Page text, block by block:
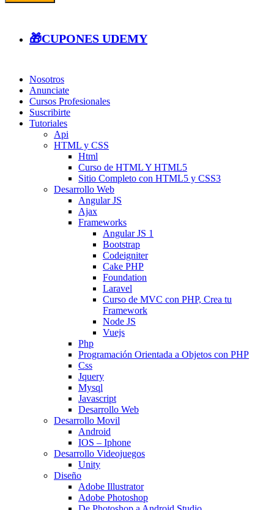
🎁CUPONES UDEMY
Nosotros
Anunciate
Cursos Profesionales
Suscribirte
Tutoriales
Api
HTML y CSS
Html
Curso de HTML Y HTML5
Sitio Completo con HTML5 y CSS3
Desarrollo Web
Angular JS
Ajax
Frameworks
Angular JS 1
Bootstrap
Codeigniter
Cake PHP
Foundation
Laravel
Curso de MVC con PHP, Crea tu
Framework
Node JS
Vuejs
Php
Programación Orientada a Objetos con PHP
Css
Jquery
Mysql
Javascript
Desarrollo Web
Desarrollo Movil
Android
IOS – Iphone
Desarrollo Videojuegos
Unity
Diseño
Adobe Illustrator
Adobe Photoshop